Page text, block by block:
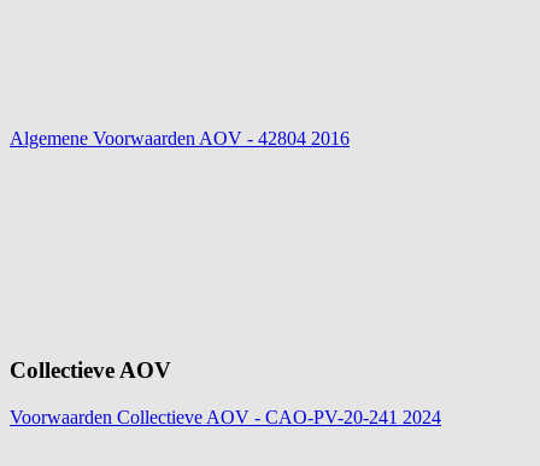
Algemene Voorwaarden AOV - 42804 2016
Collectieve AOV
Voorwaarden Collectieve AOV - CAO-PV-20-241 2024